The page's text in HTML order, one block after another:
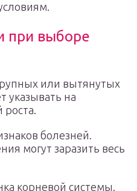
при выборе
или вытянутых
указывать на
болезней.
могут заразить весь
корневой системы.